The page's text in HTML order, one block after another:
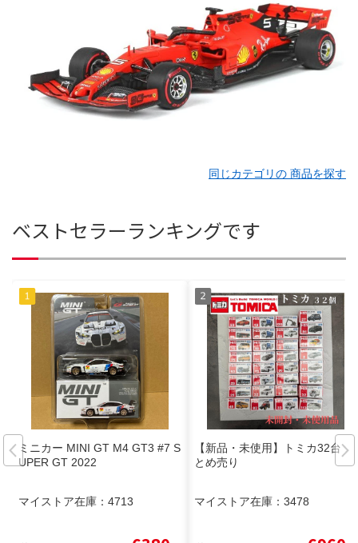
同じカテゴリの 商品を探す
ベストセラーランキングです
ミニカー MINI GT M4 GT3 #7 S
UPER GT 2022
マイストア在庫： 4713
【新品・未使用】トミカ32台 ま
とめ売り
マイストア在庫： 3478